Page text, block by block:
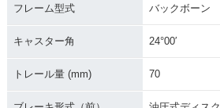
フレーム型式 バックボーン
キャスター角 24°00′
トレール量 (mm) 70